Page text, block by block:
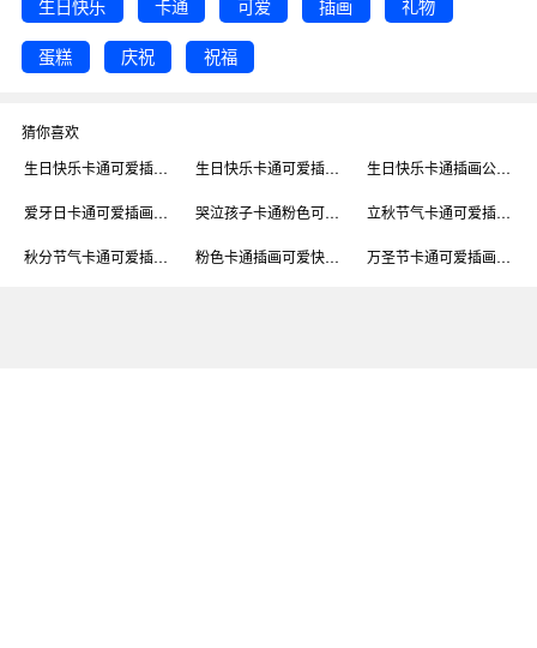
生日快乐 卡通 可爱 插画 礼物
蛋糕 庆祝 祝福
猜你喜欢
生日快乐卡通可爱插画公众号次图
生日快乐卡通可爱插画公众号次图 生日快乐卡通插画公众号次图
爱牙日卡通可爱插画公众号次图 哭泣孩子卡通粉色可爱插画公众号封面次图 立秋节气卡通可爱插画公众号次图
秋分节气卡通可爱插画公众号次图 粉色卡通插画可爱快递公众号封面次图 万圣节卡通可爱插画公众号次图